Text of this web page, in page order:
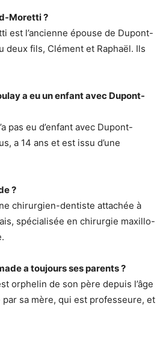
Moretti ?
est l’ancienne épouse de Dupont-
deux fils, Clément et Raphaël. Ils
a eu un enfant avec Dupont-
pas eu d’enfant avec Dupont-
a 14 ans et est issu d’une
?
chirurgien-dentiste attachée à
spécialisée en chirurgie maxillo-
a toujours ses parents ?
orphelin de son père depuis l’âge
par sa mère, qui est professeure, et